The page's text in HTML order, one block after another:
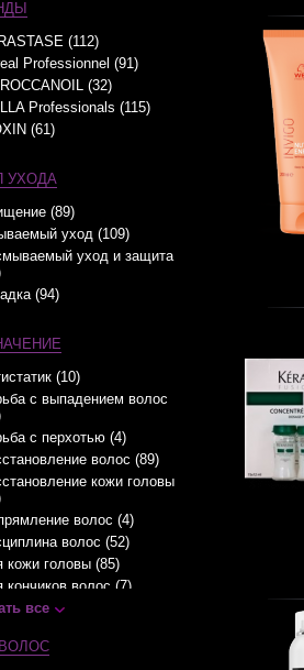
(15)
(16)
(6)
уходы (62)
уходы (6)
(8)
(1)
уходы (65)
(44)
средства (10)
/ Стайлинг (123)
(4)
(112)
Professionnel (91)
(32)
Professionals (115)
(61)
УХОДА
(89)
уход (109)
уход и защита
(94)
(10)
с выпадением волос
с перхотью (4)
волос (89)
кожи головы
волос (4)
волос (52)
кожи головы (85)
кончиков волос (7)
мужчин (24)
цвета окрашенных
все